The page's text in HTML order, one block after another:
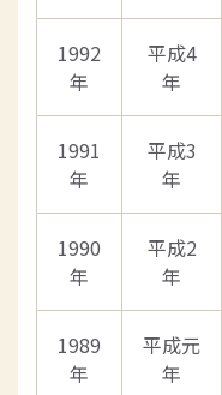
1992
年
平成4
年
1991
年
平成3
年
1990
年
平成2
年
1989
年
平成元
年